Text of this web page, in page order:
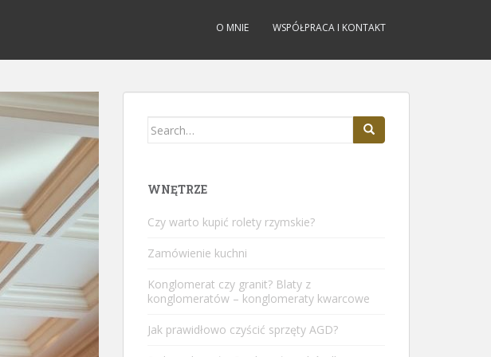
O MNIE WSPÓŁPRACA I KONTAKT
Search
WNĘTRZE
Czy warto kupić rolety rzymskie?
Zamówienie kuchni
Konglomerat czy granit? Blaty z
konglomeratów – konglomeraty kwarcowe
Jak prawidłowo czyścić sprzęty AGD?